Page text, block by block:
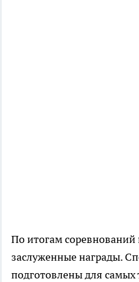
По итогам
заслуженные награды.
подготовлены для